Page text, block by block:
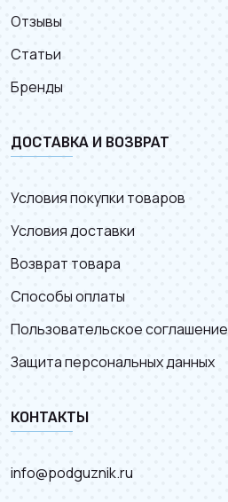
Отзывы
Статьи
Бренды
ДОСТАВКА И ВОЗВРАТ
Условия покупки товаров
Условия доставки
Возврат товара
Способы оплаты
Пользовательское соглашение
Защита персональных данных
КОНТАКТЫ
info@podguznik.ru